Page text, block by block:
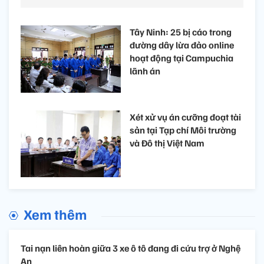
Tây Ninh: 25 bị cáo trong
đường dây lừa đảo online
hoạt động tại Campuchia
lãnh án
Xét xử vụ án cưỡng đoạt tài
sản tại Tạp chí Môi trường
và Đô thị Việt Nam
Xem thêm
Tai nạn liên hoàn giữa 3 xe ô tô đang đi cứu trợ ở Nghệ
An